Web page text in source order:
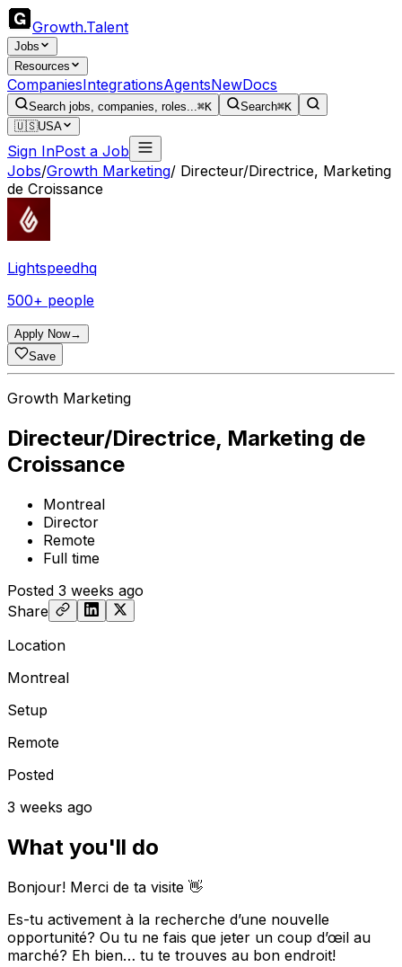
Growth.Talent
Jobs
Resources
CompaniesIntegrationsAgentsNewDocs
Search jobs, companies, roles...⌘K Search⌘K
🇺🇸USA
Sign InPost a Job
Jobs/Growth Marketing/ Directeur/Directrice, Marketing
de Croissance
Lightspeedhq
500+ people
Apply Now→
Save
Growth Marketing
Directeur/Directrice, Marketing de
Croissance
Montreal
Director
Remote
Full time
Posted 3 weeks ago
Share
Location
Montreal
Setup
Remote
Posted
3 weeks ago
What you'll do
Bonjour! Merci de ta visite 👋
Es-tu activement à la recherche d’une nouvelle
opportunité? Ou tu ne fais que jeter un coup d’œil au
marché? Eh bien… tu te trouves au bon endroit!